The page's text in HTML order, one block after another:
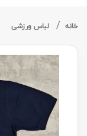
خانه لباس ورزشی